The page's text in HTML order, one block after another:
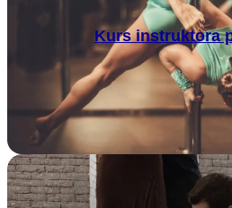
Kurs instruktora